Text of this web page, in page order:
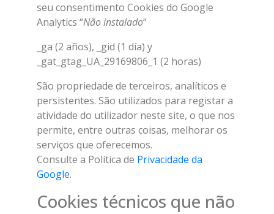
seu consentimento Cookies do Google
Analytics “Não instalado“
_ga (2 años), _gid (1 día) y
_gat_gtag_UA_29169806_1 (2 horas)
São propriedade de terceiros, analíticos e
persistentes. São utilizados para registar a
atividade do utilizador neste site, o que nos
permite, entre outras coisas, melhorar os
serviços que oferecemos.
Consulte a Política de Privacidade da
Google.
Cookies técnicos que não